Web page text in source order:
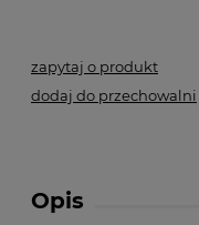
zapytaj o produkt
dodaj do przechowalni
Opis